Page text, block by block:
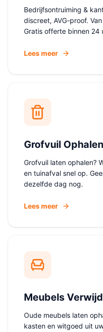
Bedrijfsontruiming &
discreet, AVG-proof.
Gratis offerte binnen 24
Lees meer
Grofvuil Ophalen
Grofvuil laten ophalen?
en tuinafval snel op.
dezelfde dag nog.
Lees meer
Meubels
Oude meubels laten
kasten en witgoed uit